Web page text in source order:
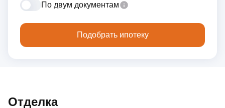
По двум документам
Подобрать ипотеку
Отделка